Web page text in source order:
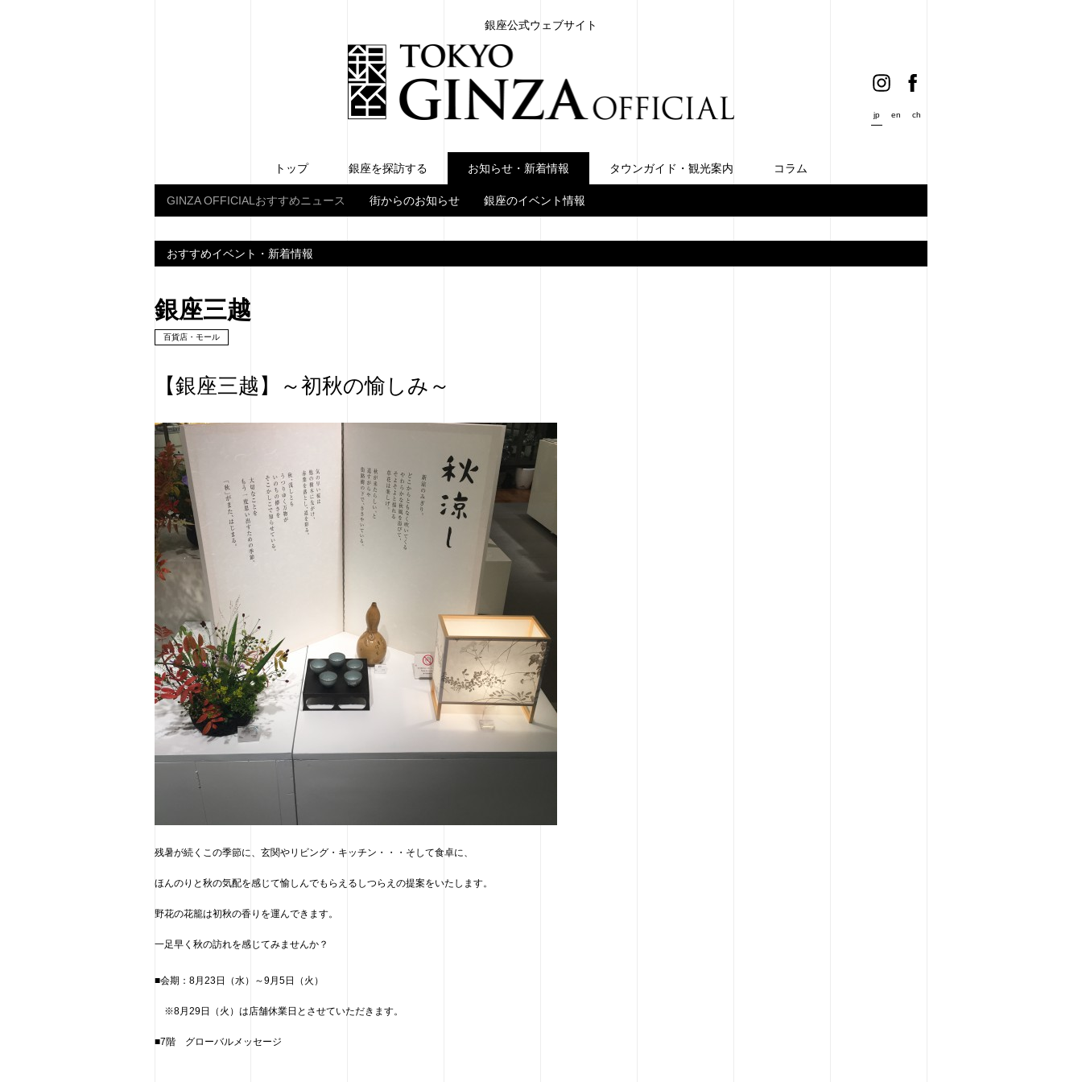
銀座公式ウェブサイト
jp en ch
トップ 銀座を探訪する お知らせ・新着情報
お知らせ・新着情報
GINZA OFFICIALおすすめニュース 街からのお知らせ 銀座のイベント情報
タウンガイド・観光案内 コラム
おすすめイベント・新着情報
銀座三越
百貨店・モール
【銀座三越】～初秋の愉しみ～
残暑が続くこの季節に、玄関やリビング・キッチン・・・そして食卓に、
ほんのりと秋の気配を感じて愉しんでもらえるしつらえの提案をいたします。
野花の花籠は初秋の香りを運んできます。
一足早く秋の訪れを感じてみませんか？
■会期：8月23日（水）～9月5日（火）
※8月29日（火）は店舗休業日とさせていただきます。
■7階 グローバルメッセージ